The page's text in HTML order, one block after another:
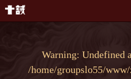
Warning: Undefined
/home/groupslo55/